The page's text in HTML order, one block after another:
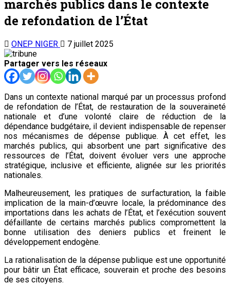
marchés publics dans le contexte
de refondation de l’État
ONEP NIGER
7 juillet 2025
Partager vers les réseaux
Dans un contexte national marqué par un processus profond
de refondation de l’État, de restauration de la souveraineté
nationale et d’une volonté claire de réduction de la
dépendance budgétaire, il devient indispensable de repenser
nos mécanismes de dépense publique. À cet effet, les
marchés publics, qui absorbent une part significative des
ressources de l’État, doivent évoluer vers une approche
stratégique, inclusive et efficiente, alignée sur les priorités
nationales.
Malheureusement, les pratiques de surfacturation, la faible
implication de la main-d’œuvre locale, la prédominance des
importations dans les achats de l’État, et l’exécution souvent
défaillante de certains marchés publics compromettent la
bonne utilisation des deniers publics et freinent le
développement endogène.
La rationalisation de la dépense publique est une opportunité
pour bâtir un État efficace, souverain et proche des besoins
de ses citoyens.